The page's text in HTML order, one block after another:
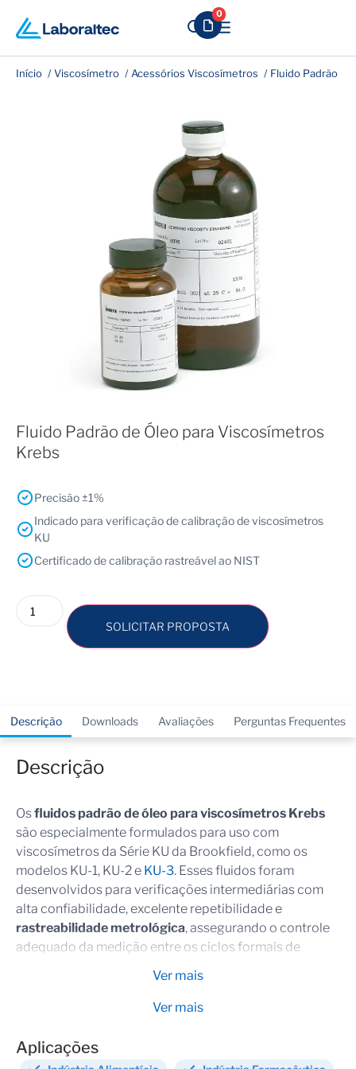
0
Início Viscosímetro Acessórios Viscosímetros Fluido Padrão
Fluido Padrão de Óleo para Viscosímetros
Krebs
Precisão ±1%
Indicado para verificação de calibração de viscosímetros
KU
Certificado de calibração rastreável ao NIST
SOLICITAR PROPOSTA
Descrição Downloads Avaliações Perguntas Frequentes
Descrição
Osfluidos padrão de óleo para viscosímetros Krebs
são especialmente formulados para uso com
viscosímetros da Série KU da Brookfield, como os
modelos KU-1, KU-2 e KU-3. Esses fluidos foram
desenvolvidos para verificações intermediárias com
alta confiabilidade, excelente repetibilidade e
rastreabilidade metrológica, assegurando o controle
adequado da medição entre os ciclos formais de
Diferenciais Técnicos
Alta precisão
Ver mais
Ver mais
Aplicações